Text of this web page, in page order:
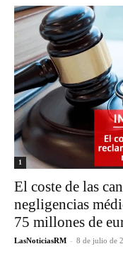
1
El coste de las
negligencias
75 millones de
LasNoticiasRM - 8 de julio de